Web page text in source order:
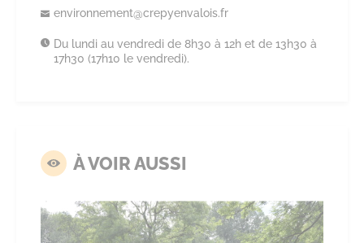
environnement@crepyenvalois.fr
Du lundi au vendredi de 8h30 à 12h et de 13h30 à
17h30 (17h10 le vendredi).
À VOIR AUSSI